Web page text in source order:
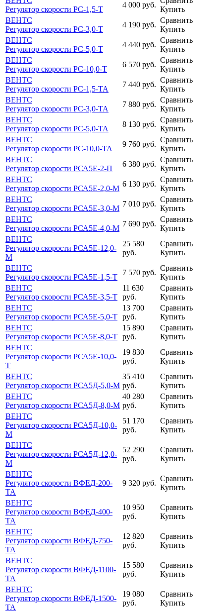
Регулятор скорости РС-1,5-Т
4 000 руб.
Купить
ВЕНТС
Регулятор скорости РС-3,0-Т
4 190 руб.
Сравнить
Купить
ВЕНТС
Регулятор скорости РС-5,0-Т
4 440 руб.
Сравнить
Купить
ВЕНТС
Регулятор скорости РС-10,0-Т
6 570 руб.
Сравнить
Купить
ВЕНТС
Регулятор скорости РС-1,5-ТА
7 440 руб.
Сравнить
Купить
ВЕНТС
Регулятор скорости РС-3,0-ТА
7 880 руб.
Сравнить
Купить
ВЕНТС
Регулятор скорости РС-5,0-ТА
8 130 руб.
Сравнить
Купить
ВЕНТС
Регулятор скорости РС-10,0-ТА
9 760 руб.
Сравнить
Купить
ВЕНТС
Регулятор скорости РСА5Е-2-П
6 380 руб.
Сравнить
Купить
ВЕНТС
Регулятор скорости РСА5Е-2,0-М
6 130 руб.
Сравнить
Купить
ВЕНТС
Регулятор скорости РСА5Е-3,0-М
7 010 руб.
Сравнить
Купить
ВЕНТС
Регулятор скорости РСА5Е-4,0-М
7 690 руб.
Сравнить
Купить
ВЕНТС
Регулятор скорости РСА5Е-12,0-
М
25 580
руб.
Сравнить
Купить
ВЕНТС
Регулятор скорости РСА5Е-1,5-Т
7 570 руб.
Сравнить
Купить
ВЕНТС
Регулятор скорости РСА5Е-3,5-Т
11 630
руб.
Сравнить
Купить
ВЕНТС
Регулятор скорости РСА5Е-5,0-Т
13 700
руб.
Сравнить
Купить
ВЕНТС
Регулятор скорости РСА5Е-8,0-Т
15 890
руб.
Сравнить
Купить
ВЕНТС
Регулятор скорости РСА5Е-10,0-
Т
19 830
руб.
Сравнить
Купить
ВЕНТС
Регулятор скорости РСА5Д-5,0-М
35 410
руб.
Сравнить
Купить
ВЕНТС
Регулятор скорости РСА5Д-8,0-М
40 280
руб.
Сравнить
Купить
ВЕНТС
Регулятор скорости РСА5Д-10,0-
М
51 170
руб.
Сравнить
Купить
ВЕНТС
Регулятор скорости РСА5Д-12,0-
М
52 290
руб.
Сравнить
Купить
ВЕНТС
Регулятор скорости ВФЕД-200-
ТА
9 320 руб.
Сравнить
Купить
ВЕНТС
Регулятор скорости ВФЕД-400-
ТА
10 950
руб.
Сравнить
Купить
ВЕНТС
Регулятор скорости ВФЕД-750-
ТА
12 820
руб.
Сравнить
Купить
ВЕНТС
Регулятор скорости ВФЕД-1100-
ТА
15 580
руб.
Сравнить
Купить
ВЕНТС
Регулятор скорости ВФЕД-1500-
ТА
19 080
руб.
Сравнить
Купить